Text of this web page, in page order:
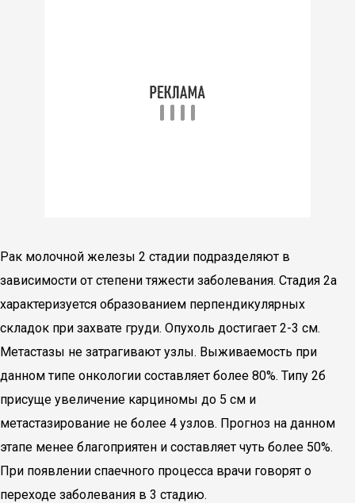
Рак молочной железы 2 стадии подразделяют в
зависимости от степени тяжести заболевания. Стадия 2а
характеризуется образованием перпендикулярных
складок при захвате груди. Опухоль достигает 2-3 см.
Метастазы не затрагивают узлы. Выживаемость при
данном типе онкологии составляет более 80%. Типу 2б
присуще увеличение карциномы до 5 см и
метастазирование не более 4 узлов. Прогноз на данном
этапе менее благоприятен и составляет чуть более 50%.
При появлении спаечного процесса врачи говорят о
переходе заболевания в 3 стадию.